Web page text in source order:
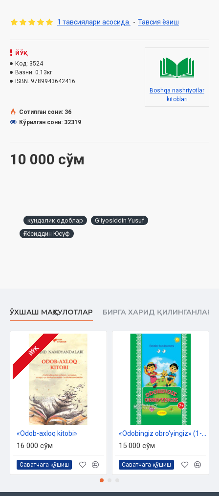
1 тавсиялари асосида. - Тавсия ёзиш
10 000 сўм
ЙЎҚ
Код: 3524
Вазни: 0.13кг
ISBN: 9789943642416
Boshqa nashriyotlar
kitoblari
Сотилган сони: 36
Кўрилган сони: 32319
кундалик одоблар
G'iyosiddin Yusuf
Ғиёсиддин Юсуф
ЎХШАШ МАҲСУЛОТЛАР БИРГА ХАРИД ҚИЛИНГАНЛАР
ЙЎҚ
«Odob-axloq kitobi»‎
16 000 сўм
Саватчага қўшиш
15 000 сўм
Саватчага қўшиш